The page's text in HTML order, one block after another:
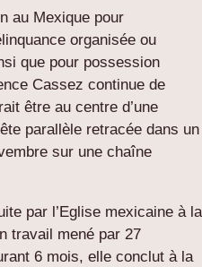
au Mexique pour
organisée ou
que pour possession
Cassez continue de
être au centre d’une
parallèle retracée dans un
sur une chaîne
par l’Eglise mexicaine à la
travail mené par 27
6 mois, elle conclut à la